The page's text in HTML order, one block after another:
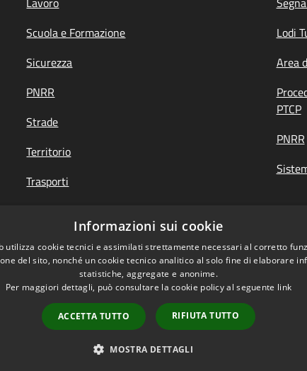
Scuola e Formazione
Sicurezza
PNRR
Strade
Territorio
Trasporti
Lodi
Area
PTCP
PNRR
Feedback |Obiettivi accessibilità
Mappa del sito Copyright © 2026 •
Informazioni sui cookie
utilizza cookie tecnici e assimilati strettamente necessari al corretto
del sito, nonché un cookie tecnico analitico al solo fine di elaborare
statistiche, aggregate e anonime.
Per maggiori dettagli, può consultare la cookie policy al seguente link
ACCETTA TUTTO RIFIUTA TUTTO
MOSTRA DETTAGLI